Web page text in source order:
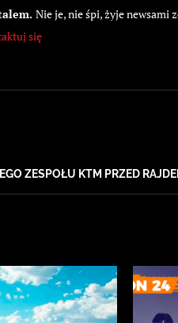
Nie je, nie śpi, żyje newsami
się
ZESPOŁU KTM PRZED